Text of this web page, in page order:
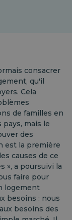
consacrer
qu'il
Cela
de familles en
mais le
des
est la première
causes de ce
», a poursuivi la
faire pour
logement
besoins : nous
besoins des